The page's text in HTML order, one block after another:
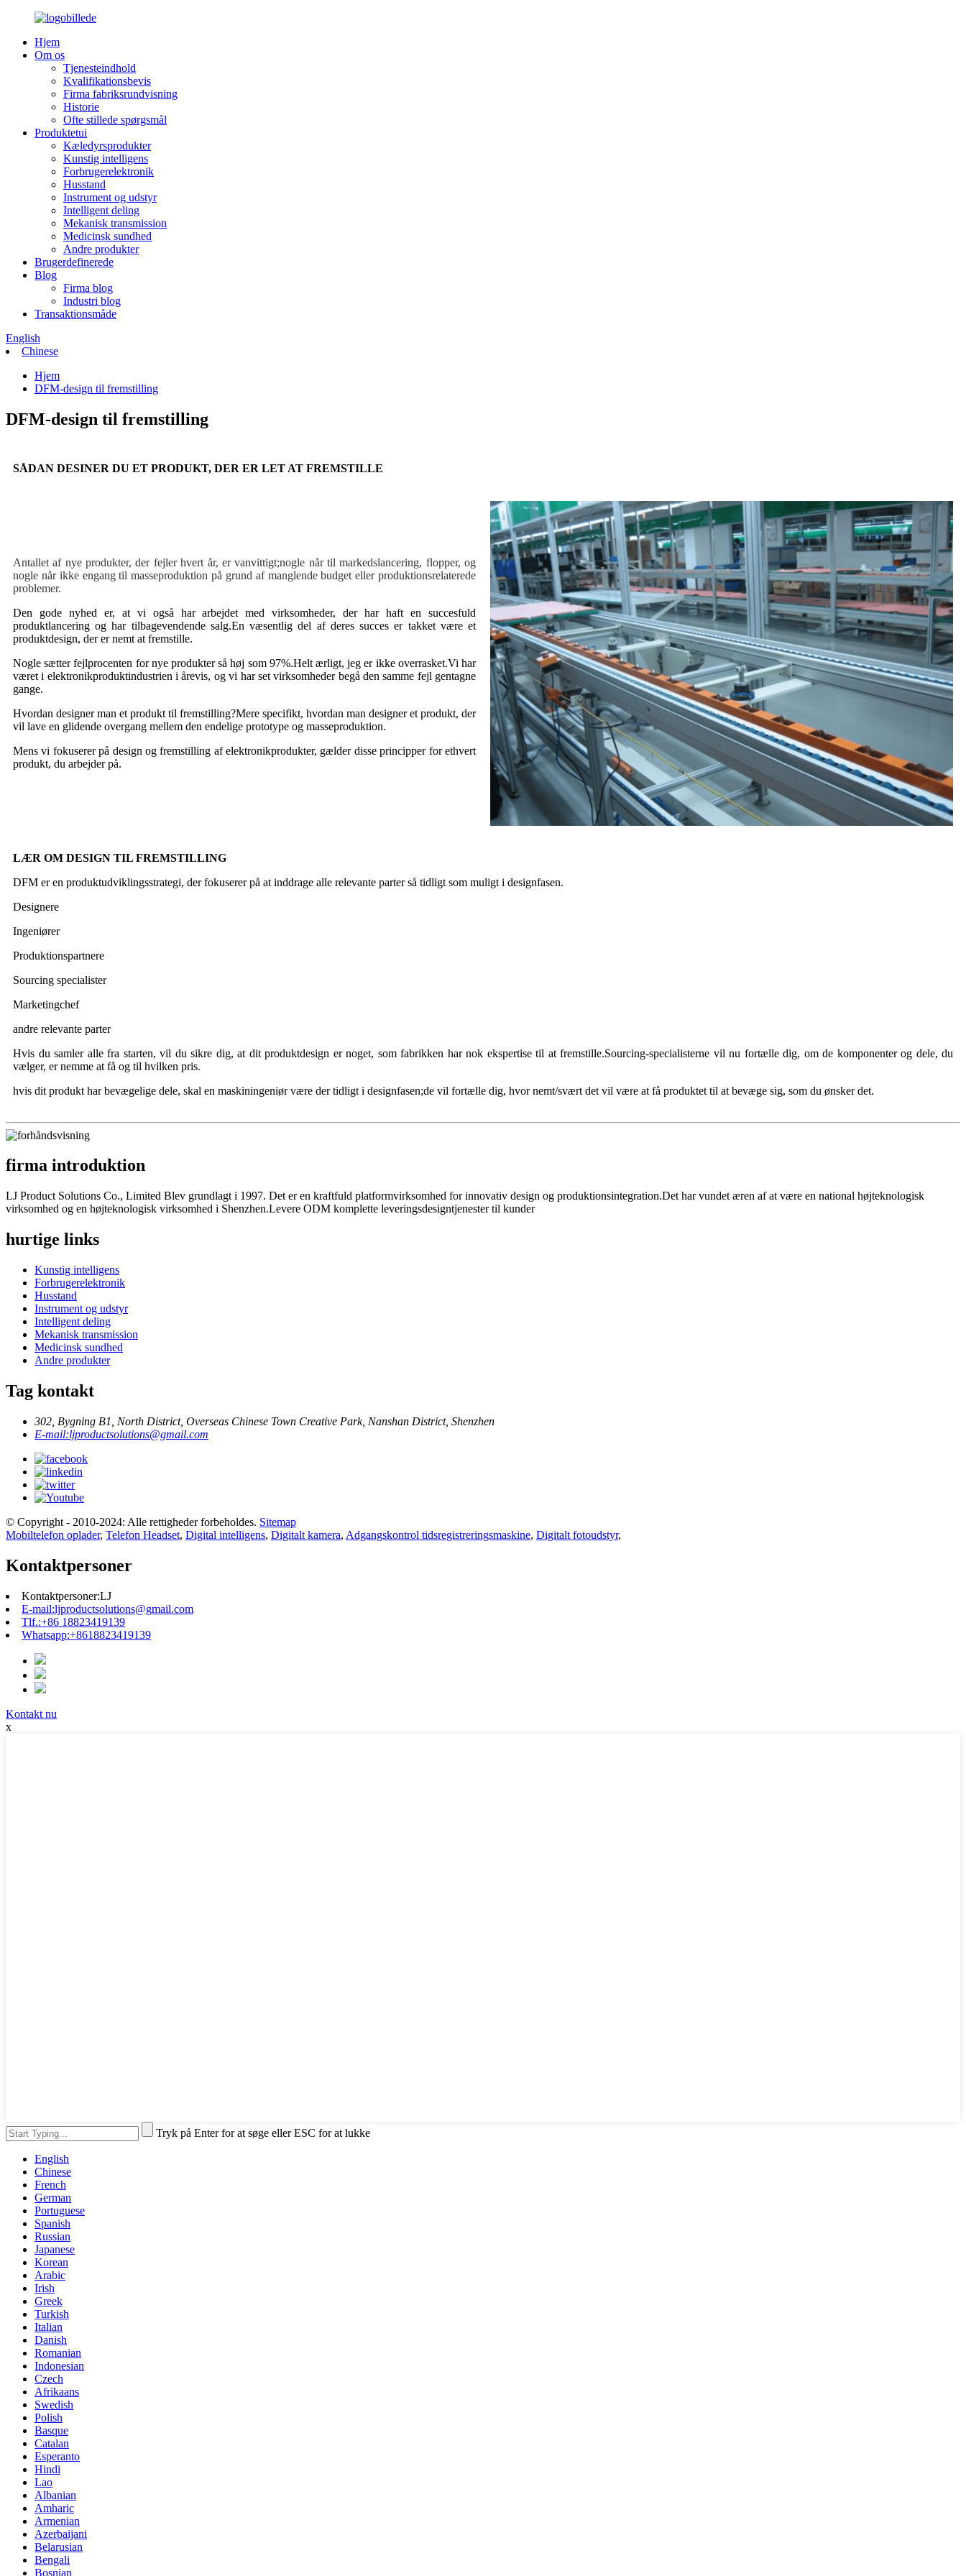
Hjem
Om os
Tjenesteindhold
Kvalifikationsbevis
Firma fabriksrundvisning
Historie
Ofte stillede spørgsmål
Produktetui
Kæledyrsprodukter
Kunstig intelligens
Forbrugerelektronik
Husstand
Instrument og udstyr
Intelligent deling
Mekanisk transmission
Medicinsk sundhed
Andre produkter
Brugerdefinerede
Blog
Firma blog
Industri blog
Transaktionsmåde
English
Chinese
Hjem
DFM-design til fremstilling
DFM-design til fremstilling
SÅDAN DESINER DU ET PRODUKT, DER ER LET AT FREMSTILLE
Antallet af nye produkter, der fejler hvert år, er vanvittigt;nogle når til markedslancering, flopper, og
nogle når ikke engang til masseproduktion på grund af manglende budget eller produktionsrelaterede
problemer.
Den gode nyhed er, at vi også har arbejdet med virksomheder, der har haft en succesfuld
produktlancering og har tilbagevendende salg.En væsentlig del af deres succes er takket være et
produktdesign, der er nemt at fremstille.
Nogle sætter fejlprocenten for nye produkter så høj som 97%.Helt ærligt, jeg er ikke overrasket.Vi har
været i elektronikproduktindustrien i årevis, og vi har set virksomheder begå den samme fejl gentagne
gange.
Hvordan designer man et produkt til fremstilling?Mere specifikt, hvordan man designer et produkt, der
vil lave en glidende overgang mellem den endelige prototype og masseproduktion.
Mens vi fokuserer på design og fremstilling af elektronikprodukter, gælder disse principper for ethvert
produkt, du arbejder på.
LÆR OM DESIGN TIL FREMSTILLING
DFM er en produktudviklingsstrategi, der fokuserer på at inddrage alle relevante parter så tidligt som muligt i designfasen.
Designere
Ingeniører
Produktionspartnere
Sourcing specialister
Marketingchef
andre relevante parter
Hvis du samler alle fra starten, vil du sikre dig, at dit produktdesign er noget, som fabrikken har nok ekspertise til at fremstille.Sourcing-specialisterne vil nu fortælle dig, om de komponenter og dele, du
vælger, er nemme at få og til hvilken pris.
hvis dit produkt har bevægelige dele, skal en maskiningeniør være der tidligt i designfasen;de vil fortælle dig, hvor nemt/svært det vil være at få produktet til at bevæge sig, som du ønsker det.
firma introduktion
LJ Product Solutions Co., Limited Blev grundlagt i 1997. Det er en kraftfuld platformvirksomhed for innovativ design og produktionsintegration.Det har vundet æren af ​​at være en national højteknologisk
virksomhed og en højteknologisk virksomhed i Shenzhen.Levere ODM komplette leveringsdesigntjenester til kunder
hurtige links
Kunstig intelligens
Forbrugerelektronik
Husstand
Instrument og udstyr
Intelligent deling
Mekanisk transmission
Medicinsk sundhed
Andre produkter
Tag kontakt
302, Bygning B1, North District, Overseas Chinese Town Creative Park, Nanshan District, Shenzhen
E-mail:ljproductsolutions@gmail.com
© Copyright - 2010-2024: Alle rettigheder forbeholdes. Sitemap
Mobiltelefon oplader, Telefon Headset, Digital intelligens, Digitalt kamera, Adgangskontrol tidsregistreringsmaskine, Digitalt fotoudstyr,
Kontaktpersoner
Kontaktpersoner:LJ
E-mail:ljproductsolutions@gmail.com
Tlf.:+86 18823419139
Whatsapp:+8618823419139
Kontakt nu
x
Tryk på Enter for at søge eller ESC for at lukke
English
Chinese
French
German
Portuguese
Spanish
Russian
Japanese
Korean
Arabic
Irish
Greek
Turkish
Italian
Danish
Romanian
Indonesian
Czech
Afrikaans
Swedish
Polish
Basque
Catalan
Esperanto
Hindi
Lao
Albanian
Amharic
Armenian
Azerbaijani
Belarusian
Bengali
Bosnian